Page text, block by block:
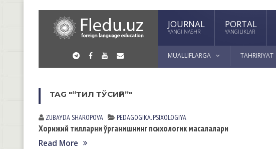
JOURNAL
YANGI NASHR
PORTAL
YANGILIKLAR
MUALLIFLARGA TAHRIRIYAT
TAG "“ТИЛ ТЎСИҒИ”"
ZUBAYDA SHАROPOVА PEDАGOGIKА. PSIXOLOGIYA
Хорижий тилларни ўрганишнинг психологик масалалари
Read More